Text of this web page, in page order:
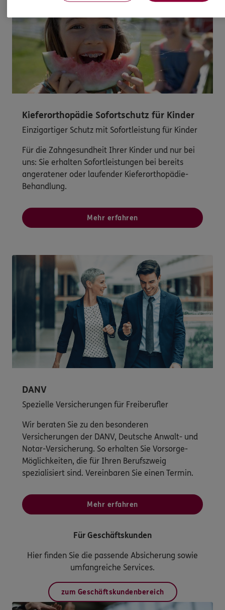
Kieferorthopädie Sofortschutz für Kinder
Einzigartiger Schutz mit Sofortleistung für Kinder
Für die Zahngesundheit Ihrer Kinder und nur bei
uns: Sie erhalten Sofortleistungen bei bereits
angeratener oder laufender Kieferorthopädie-
Behandlung.
Mehr erfahren
DANV
Spezielle Versicherungen für Freiberufler
Wir beraten Sie zu den besonderen
Versicherungen der DANV, Deutsche Anwalt- und
Notar-Versicherung. So erhalten Sie Vorsorge-
Möglichkeiten, die für Ihren Berufszweig
spezialisiert sind. Vereinbaren Sie einen Termin.
Mehr erfahren
Für Geschäftskunden
Hier finden Sie die passende Absicherung sowie
umfangreiche Services.
zum Geschäftskundenbereich